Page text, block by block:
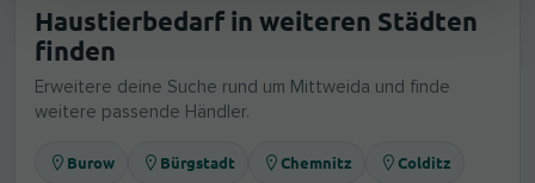
Haustierbedarf in weiteren Städten
finden
Erweitere deine Suche rund um Mittweida und finde
weitere passende Händler.
Burow Bürgstadt Chemnitz Colditz